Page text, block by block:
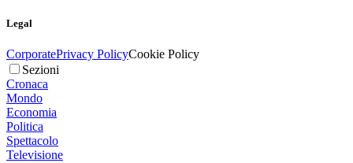
Legal
CorporatePrivacy PolicyCookie Policy
Sezioni
Cronaca
Mondo
Economia
Politica
Spettacolo
Televisione